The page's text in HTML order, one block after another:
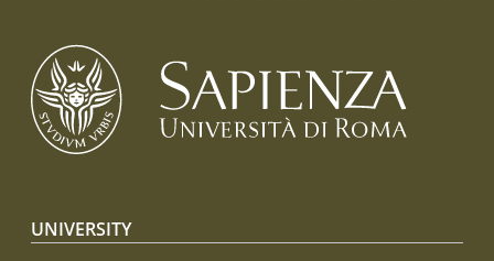
Footer menu
UNIVERSITY